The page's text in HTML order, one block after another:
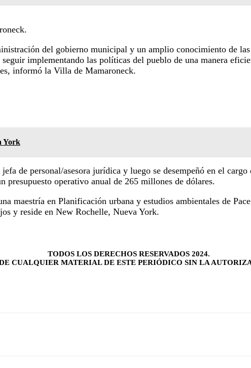
del gobierno municipal y un amplio conocimiento de
implementando las políticas del pueblo de una manera
informó la Villa de Mamaroneck.
York
de personal/asesora jurídica y luego se desempeñó en el
presupuesto operativo anual de 265 millones de dólares.
maestría en Planificación urbana y estudios ambientales de
y reside en New Rochelle, Nueva York.
TODOS LOS DERECHOS RESERVADOS 2024.
CUALQUIER MATERIAL DE ESTE PERIÓDICO SIN LA